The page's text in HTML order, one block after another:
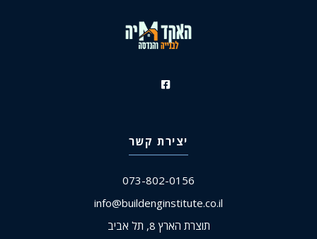
יצירת קשר
073-802-0156
info@buildenginstitute.co.il
תוצרת הארץ 8, תל אביב